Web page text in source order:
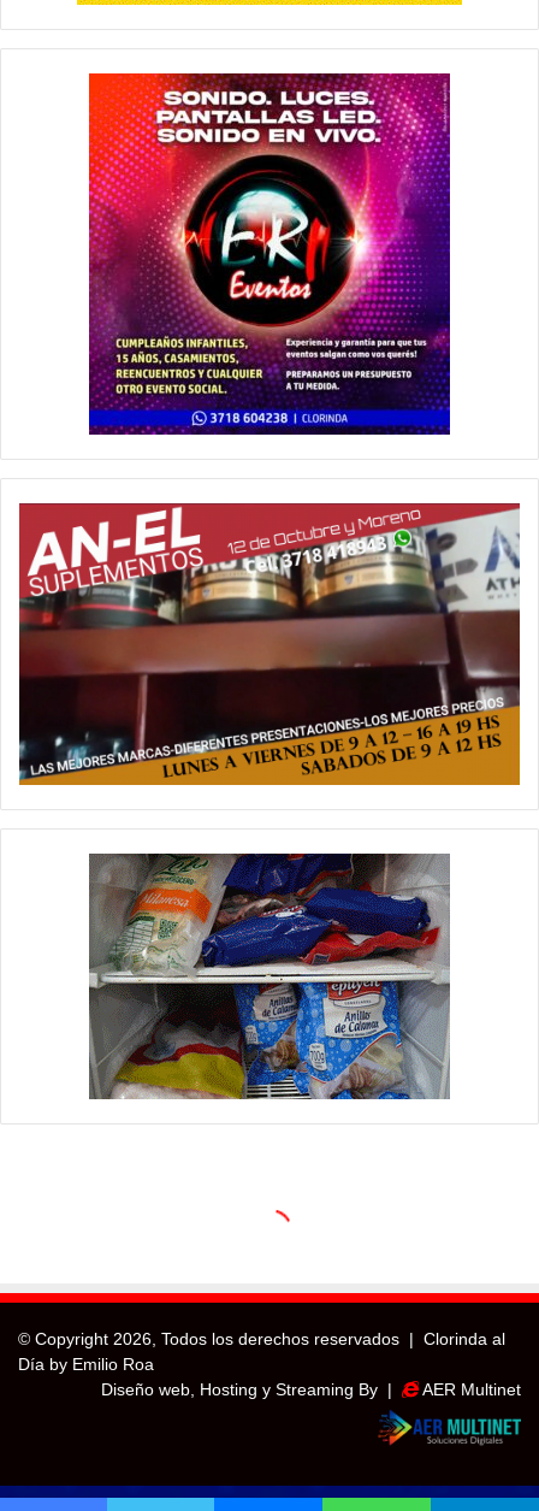
© Copyright 2026, Todos los derechos reservados | Clorinda al
Día by Emilio Roa
Diseño web, Hosting y Streaming By |
AER Multinet